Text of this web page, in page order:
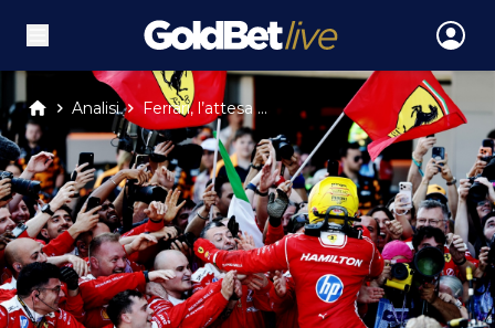
Analisi Ferrari, l’attesa ...